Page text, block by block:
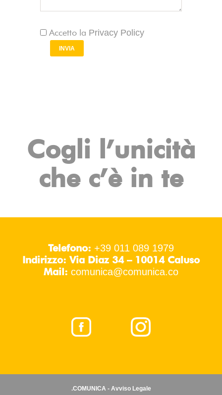
Accetto la Privacy Policy
Cogli l’unicità
che c’è in te
Telefono: +39 011 089 1979
Indirizzo: Via Diaz 34 – 10014 Caluso
Mail: comunica@comunica.co
.COMUNICA - Avviso Legale